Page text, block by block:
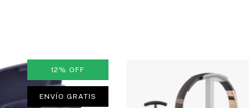
12 % OFF
ENVÍO GRATIS